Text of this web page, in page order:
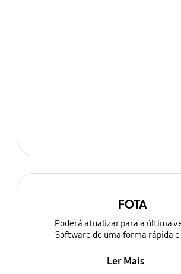
FOTA
Poderá atualizar para a última
Software de uma forma rápida
Ler Mais